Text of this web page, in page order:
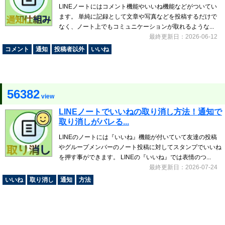
LINEノートにはコメント機能やいいね機能などがついてい
ます。 単純に記録として文章や写真などを投稿するだけで
なく、ノート上でもコミュニケーションが取れるような...
最終更新日：2026-06-12
コメント
通知 投稿者以外 いいね
56382 view
LINEノートでいいねの取り消し方法！通知で
取り消しがバレる...
LINEのノートには『いいね』機能が付いていて友達の投稿
やグループメンバーのノート投稿に対してスタンプでいいね
を押す事ができます。 LINEの『いいね』では表情のつ...
最終更新日：2026-07-24
いいね
取り消し 通知 方法